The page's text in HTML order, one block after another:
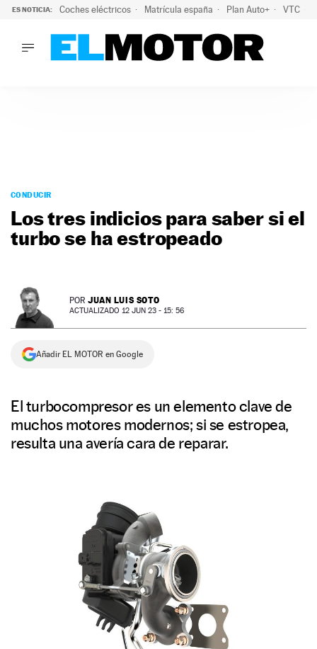
ES NOTICIA: Coches eléctricos Matrícula españa Plan Auto+ VTC
PODCAST
MOTOS
TECNOLOGÍA
PREMIOS
SERVICIOS
CONDUCIR
Los tres indicios para saber si el
turbo se ha estropeado
POR JUAN LUIS SOTO
ACTUALIZADO 12 JUN 23 - 15: 56
Añadir EL MOTOR en Google
El turbocompresor es un elemento clave de
muchos motores modernos; si se estropea,
resulta una avería cara de reparar.